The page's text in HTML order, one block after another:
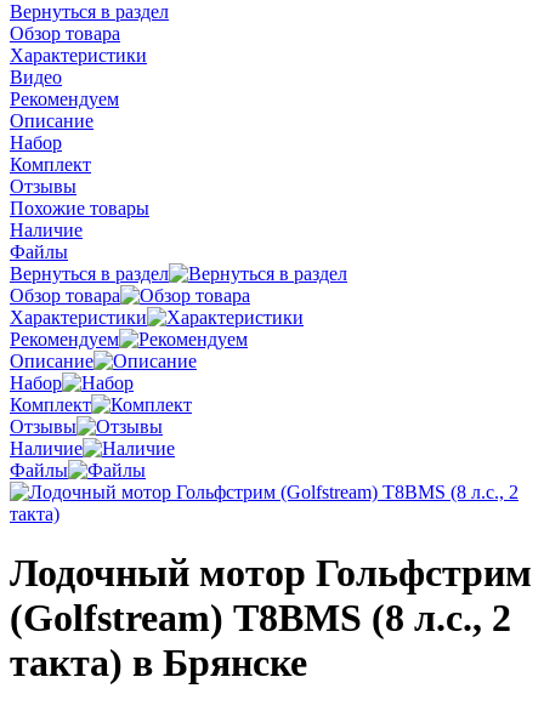
Вернуться в раздел
Обзор товара
Характеристики
Видео
Рекомендуем
Описание
Набор
Комплект
Отзывы
Похожие товары
Наличие
Файлы
Вернуться в раздел
Обзор товара
Характеристики
Рекомендуем
Описание
Набор
Комплект
Отзывы
Наличие
Файлы
Лодочный мотор Гольфстрим
(Golfstream) Т8ВМS (8 л.с., 2
такта) в Брянске